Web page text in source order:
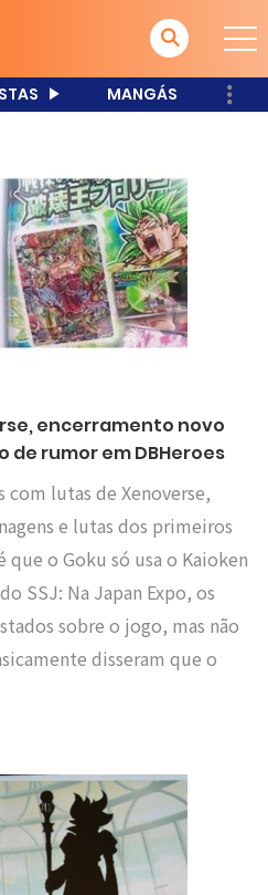
MANGÁS
encerramento novo
de rumor em DBHeroes
lutas de Xenoverse,
e lutas dos primeiros
que o Goku só usa o Kaioken
SSJ: Na Japan Expo, os
sobre o jogo, mas não
disseram que o